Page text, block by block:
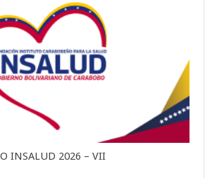
INSALUD 2026 – VII